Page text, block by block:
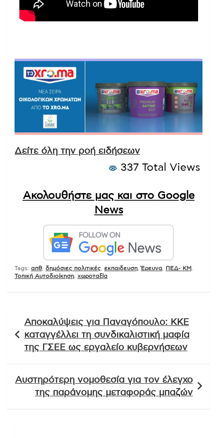
Δείτε όλη την ροή ειδήσεων
337 Total Views
Ακολουθήστε μας και στο Google
News
Tags: απθ δημόσιες πολιτικές εκπαιδευση ,Έρευνα ΠΕΔ- ΚΜ
Τοπική Αυτοδιοίκηση χωροταξία
άρθρων
Αποκαλύψεις για Παναγόπουλο: ΚΚΕ
καταγγέλλει τη συνδικαλιστική μαφία
της ΓΣΕΕ ως εργαλείο κυβερνήσεων
Αυστηρότερη νομοθεσία για τον έλεγχο
της παράνομης μεταφοράς μπαζών